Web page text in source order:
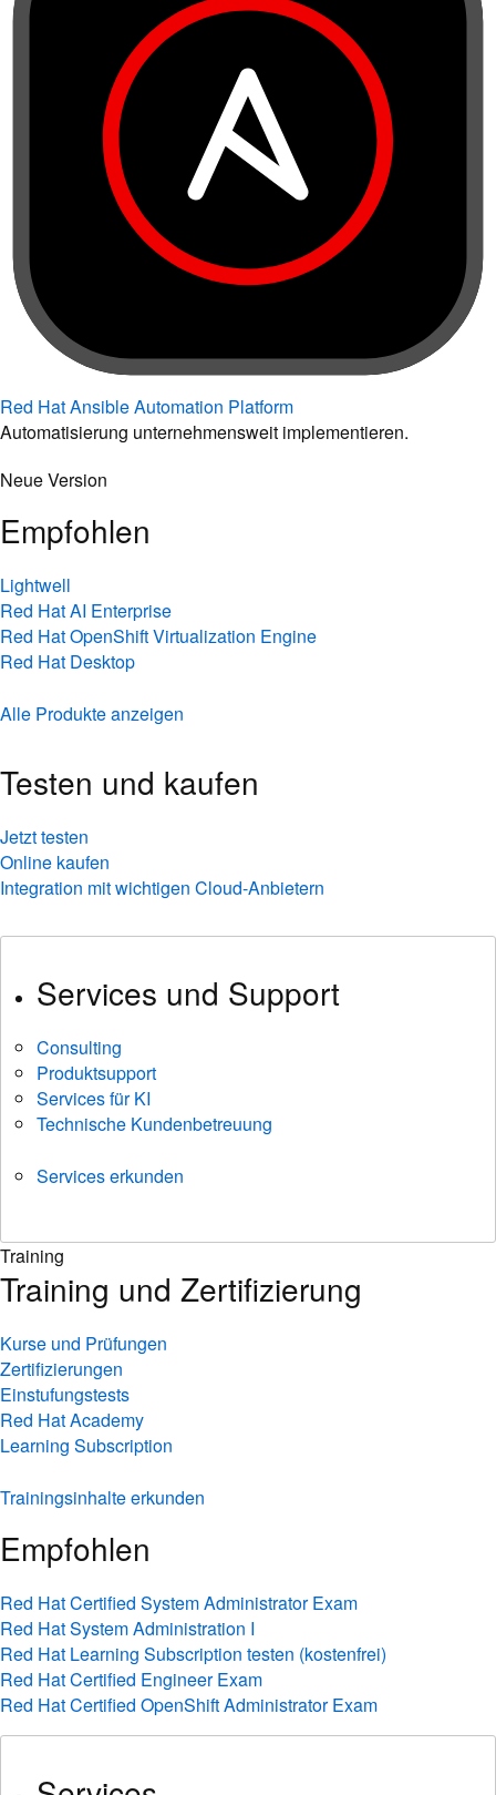
Red Hat Ansible Automation Platform
Automatisierung unternehmensweit implementieren.
Neue Version
Empfohlen
Lightwell
Red Hat AI Enterprise
Red Hat OpenShift Virtualization Engine
Red Hat Desktop
Alle Produkte anzeigen
Testen und kaufen
Jetzt testen
Online kaufen
Integration mit wichtigen Cloud-Anbietern
Services und Support
Consulting
Produktsupport
Services für KI
Technische Kundenbetreuung
Services erkunden
Training
Training und Zertifizierung
Kurse und Prüfungen
Zertifizierungen
Einstufungstests
Red Hat Academy
Learning Subscription
Trainingsinhalte erkunden
Empfohlen
Red Hat Certified System Administrator Exam
Red Hat System Administration I
Red Hat Learning Subscription testen (kostenfrei)
Red Hat Certified Engineer Exam
Red Hat Certified OpenShift Administrator Exam